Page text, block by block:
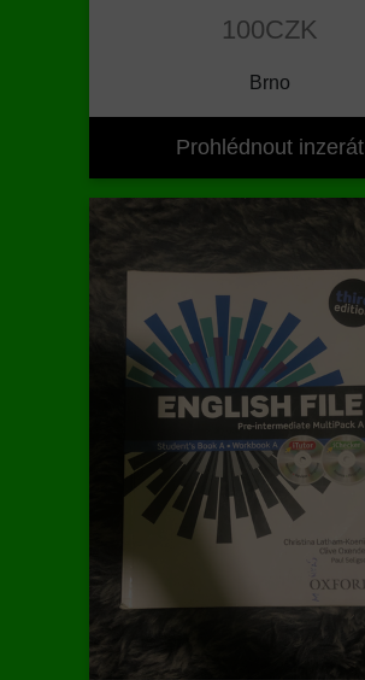
100CZK
Brno
Prohlédnout inzerát